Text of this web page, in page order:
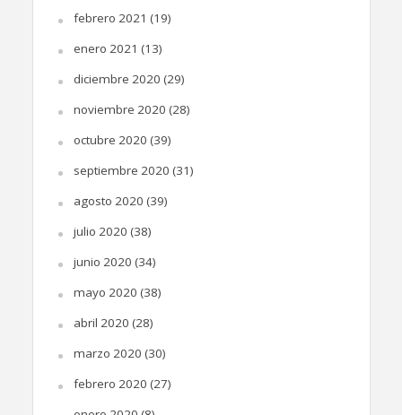
febrero 2021 (19)
enero 2021 (13)
diciembre 2020 (29)
noviembre 2020 (28)
octubre 2020 (39)
septiembre 2020 (31)
agosto 2020 (39)
julio 2020 (38)
junio 2020 (34)
mayo 2020 (38)
abril 2020 (28)
marzo 2020 (30)
febrero 2020 (27)